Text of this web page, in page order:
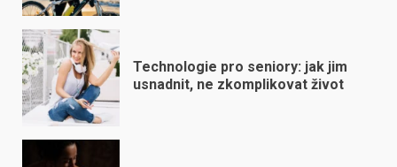
Technologie pro seniory: jak jim
usnadnit, ne zkomplikovat život